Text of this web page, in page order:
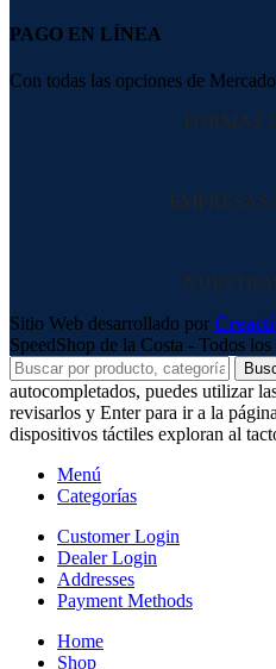
PAGO EN LÍNEA
Con todas las opciones de
FORMAS
Sitio Web desarrollado por
SpeedShop de la Costa - Todos los
autocompletados, puedes utilizar
revisarlos y Enter para ir a la
dispositivos táctiles exploran al
Menú
Categorías
Customer Login
Dealer Login
Addresses
Payment Methods
Home
Shop